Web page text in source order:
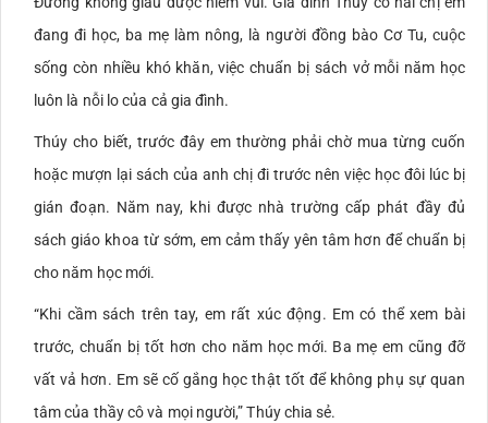
đang đi học, ba mẹ làm nông, là người đồng bào Cơ Tu, cuộc
sống còn nhiều khó khăn, việc chuẩn bị sách vở mỗi năm học
luôn là nỗi lo của cả gia đình.
Thúy cho biết, trước đây em thường phải chờ mua từng cuốn
hoặc mượn lại sách của anh chị đi trước nên việc học đôi lúc bị
gián đoạn. Năm nay, khi được nhà trường cấp phát đầy đủ
sách giáo khoa từ sớm, em cảm thấy yên tâm hơn để chuẩn bị
cho năm học mới.
“Khi cầm sách trên tay, em rất xúc động. Em có thể xem bài
trước, chuẩn bị tốt hơn cho năm học mới. Ba mẹ em cũng đỡ
vất vả hơn. Em sẽ cố gắng học thật tốt để không phụ sự quan
tâm của thầy cô và mọi người,” Thúy chia sẻ.